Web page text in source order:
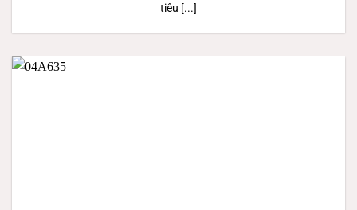
tiêu [...]